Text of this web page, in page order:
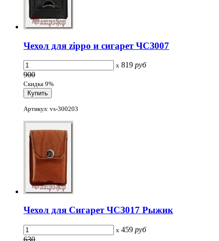
Чехол для zippo и сигарет ЧСЗ007
x 819 руб
900
Скидка 9%
Артикул: vs-300203
Чехол для Сигарет ЧСЗ017 Рыжик
x 459 руб
630